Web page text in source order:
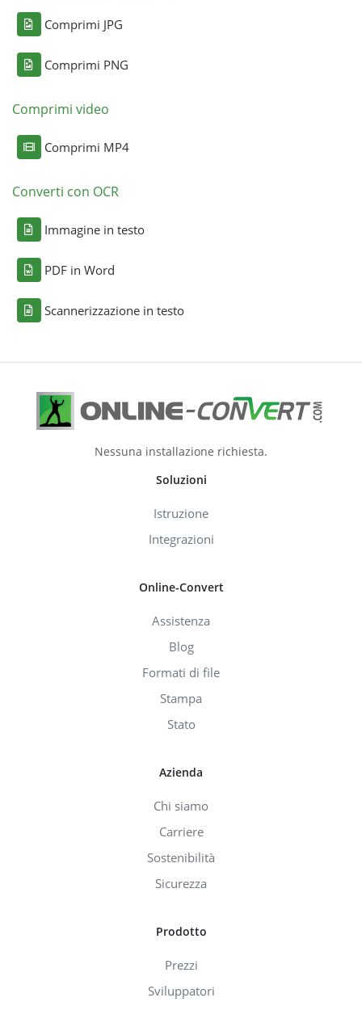
Comprimi JPG
Comprimi PNG
Comprimi video
Comprimi MP4
Converti con OCR
Immagine in testo
PDF in Word
Scannerizzazione in testo
Nessuna installazione richiesta.
Soluzioni
Istruzione
Integrazioni
Online-Convert
Assistenza
Blog
Formati di file
Stampa
Stato
Azienda
Chi siamo
Carriere
Sostenibilità
Sicurezza
Prodotto
Prezzi
Sviluppatori